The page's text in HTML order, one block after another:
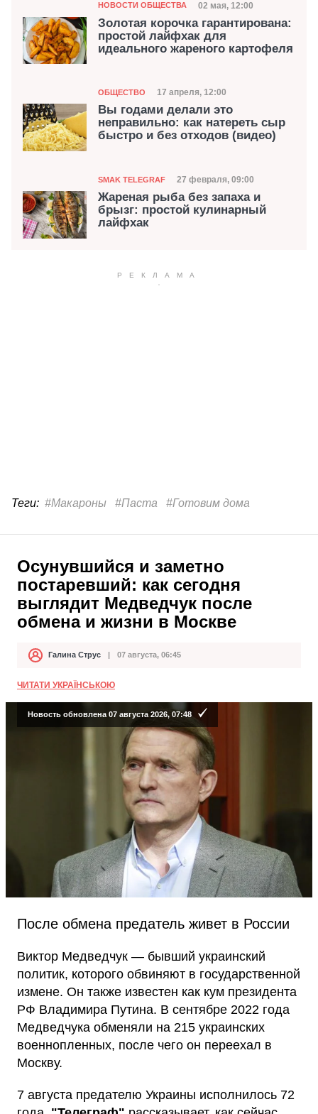
Категория
НОВОСТИ ОБЩЕСТВА Дата публикации
02 мая, 12:00
Золотая корочка гарантирована:
простой лайфхак для
идеального жареного картофеля
Категория
ОБЩЕСТВО Дата публикации
17 апреля, 12:00
Вы годами делали это
неправильно: как натереть сыр
быстро и без отходов (видео)
Категория
SMAK TELEGRAF Дата публикации
27 февраля, 09:00
Жареная рыба без запаха и
брызг: простой кулинарный
лайфхак
Теги: #Макароны #Паста #Готовим дома